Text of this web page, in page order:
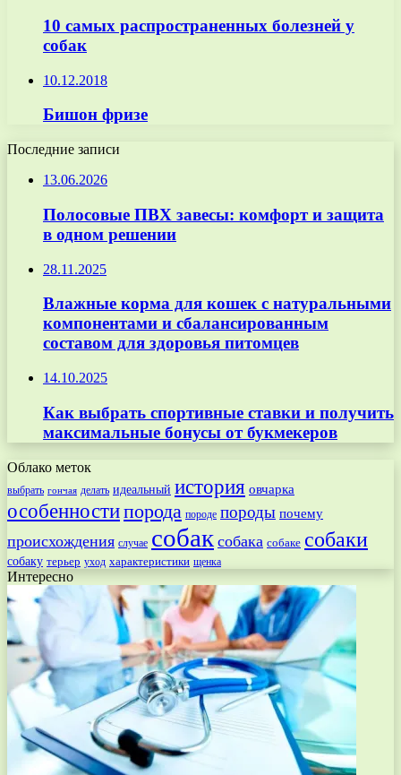
10 самых распространенных болезней у
собак
10.12.2018
Бишон фризе
Последние записи
13.06.2026
Полосовые ПВХ завесы: комфорт и защита
в одном решении
28.11.2025
Влажные корма для кошек с натуральными
компонентами и сбалансированным
составом для здоровья питомцев
14.10.2025
Как выбрать спортивные ставки и получить
максимальные бонусы от букмекеров
Облако меток
выбрать гончая делать идеальный история овчарка
особенностипорода породе породы почему
происхождения случае собак собака собаке собаки
собаку терьер уход характеристики щенка
Интересно